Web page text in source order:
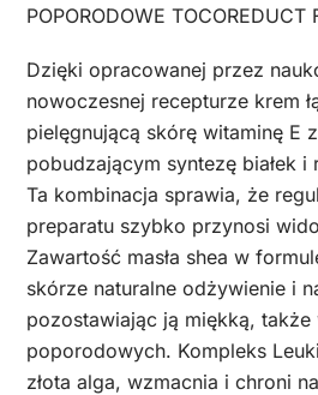
POPORODOWE TOCOREDUCT
Dzięki opracowanej przez
nowoczesnej recepturze krem
pielęgnującą skórę witaminę E
pobudzającym syntezę białek i
Ta kombinacja sprawia, że
preparatu szybko przynosi
Zawartość masła shea w
skórze naturalne odżywienie i
pozostawiając ją miękką,
poporodowych. Kompleks
złota alga, wzmacnia i chroni